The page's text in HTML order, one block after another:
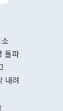
무너졌다고
함께 4자 대
며 월간 기준
196.9% 급증
수출은
돌파
내려